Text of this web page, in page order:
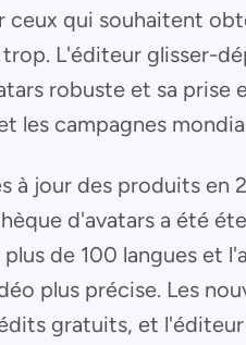
qui souhaitent
L'éditeur glisser-
robuste et sa prise
les campagnes
à jour des produits
d'avatars a été
de 100 langues et
plus précise. Les
gratuits, et